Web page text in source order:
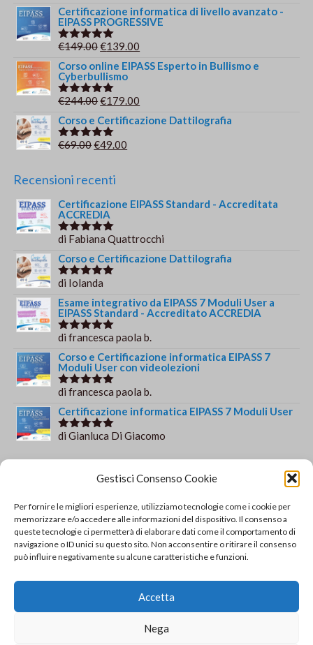
Gestisci Consenso Cookie
Per fornire le migliori esperienze, utilizziamo tecnologie come i cookie per
memorizzare e/o accedere alle informazioni del dispositivo. Il consenso a
queste tecnologie ci permetterà di elaborare dati come il comportamento di
navigazione o ID unici su questo sito. Non acconsentire o ritirare il consenso
può influire negativamente su alcune caratteristiche e funzioni.
Accetta
Nega
prezzo
originale
era:
prezzo
attuale
Certificazione informatica di livello avanzato -
EIPASS PROGRESSIVE
Valutato
€149.00Il
prezzo
originale
era:
€139.00
prezzo
Corso online EIPASS Esperto in Bullismo e
Cyberbullismo
Valutato
€244.00Il
prezzo
originale
era:
€179.00
prezzo
Corso e Certificazione Dattilografia
Valutato
€69.00Il
originale
€69.00.
€49.00
€49.00.
Recensioni recenti
Certificazione EIPASS Standard - Accreditata
ACCREDIA
Valutato5
di Fabiana Quattrocchi
Corso e Certificazione Dattilografia
Valutato5
di Iolanda
Esame integrativo da EIPASS 7 Moduli User a
EIPASS Standard - Accreditato ACCREDIA
Valutato5
di francesca paola b.
Corso e Certificazione informatica EIPASS 7
Moduli User con videolezioni
Valutato5
di francesca paola b.
Certificazione informatica EIPASS 7 Moduli User
Valutato5
di Gianluca Di Giacomo
84013 Cava de' Tirreni
+39 329 952 9244
info@solsisacademy.it
Lun-Ven: 09:30-18:30, Sab: 10:00-12:00
Pausa pranzo: 13:30-15:30
© Copyright - SOLSIS Academy by SOLUZIONE E
SISTEMI di Catino Valentino - Via Gaudio Maiori - 84013